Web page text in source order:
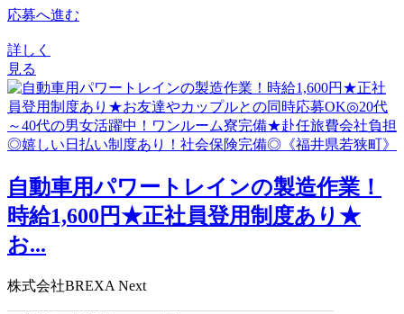
応募へ進む
詳しく
見る
⾃動⾞⽤パワートレインの製造作業！
時給1,600円★正社員登用制度あり★
お...
株式会社BREXA Next